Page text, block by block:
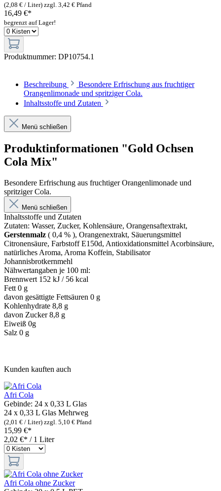
(2,08 € / Liter) zzgl. 3,42 € Pfand
16,49 €*
begrenzt auf Lager!
Produktnummer: DP10754.1
Beschreibung
Besondere Erfrischung aus fruchtiger
Orangenlimonade und spritziger Cola.
Inhaltsstoffe und Zutaten
Menü schließen
Produktinformationen "Gold Ochsen
Cola Mix"
Besondere Erfrischung aus fruchtiger Orangenlimonade und
spritziger Cola.
Menü schließen
Inhaltsstoffe und Zutaten
Zutaten: Wasser, Zucker, Kohlensäure, Orangensaftextrakt,
Gerstenmalz ( 0,4 % ), Orangenextrakt, Säuerungsmittel
Citronensäure, Farbstoff E150d, Antioxidationsmittel Acorbinsäure,
natürliches Aroma, Aroma Koffein, Stabilisator
Johannisbrotkernmehl
Nähwertangaben je 100 ml:
Brennwert 152 kJ / 56 kcal
Fett 0 g
davon gesättigte Fettsäuren 0 g
Kohlenhydrate 8,8 g
davon Zucker 8,8 g
Eiweiß 0g
Salz 0 g
Kunden kauften auch
Afri Cola
Gebinde: 24 x 0,33 L Glas
24 x 0,33 L Glas Mehrweg
(2,01 € / Liter) zzgl. 5,10 € Pfand
15,99 €*
2,02 €* / 1 Liter
Afri Cola ohne Zucker